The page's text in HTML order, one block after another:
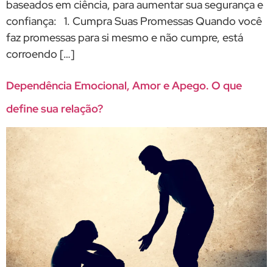
baseados em ciência, para aumentar sua segurança e
confiança: 1. Cumpra Suas Promessas Quando você
faz promessas para si mesmo e não cumpre, está
corroendo […]
Dependência Emocional, Amor e Apego. O que
define sua relação?